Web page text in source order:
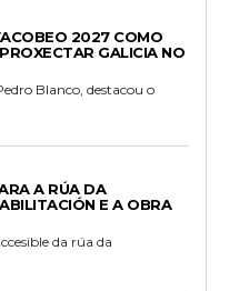
2027 COMO
GALICIA NO
Blanco, destacou o
A RÚA DA
E A OBRA
da rúa da